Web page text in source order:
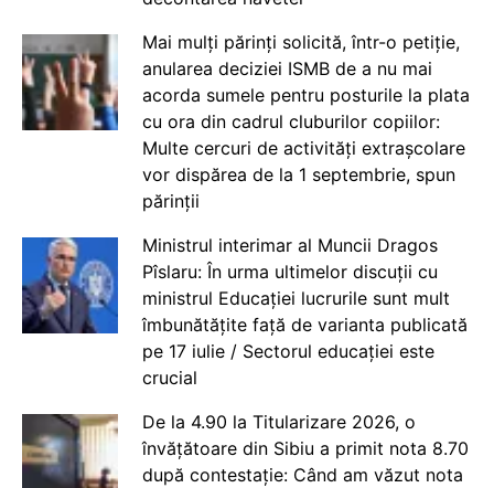
Mai mulți părinți solicită, într-o petiție,
anularea deciziei ISMB de a nu mai
acorda sumele pentru posturile la plata
cu ora din cadrul cluburilor copiilor:
Multe cercuri de activități extrașcolare
vor dispărea de la 1 septembrie, spun
părinții
Ministrul interimar al Muncii Dragos
Pîslaru: În urma ultimelor discuții cu
ministrul Educației lucrurile sunt mult
îmbunătățite față de varianta publicată
pe 17 iulie / Sectorul educației este
crucial
De la 4.90 la Titularizare 2026, o
învățătoare din Sibiu a primit nota 8.70
după contestație: Când am văzut nota